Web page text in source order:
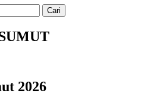
2026